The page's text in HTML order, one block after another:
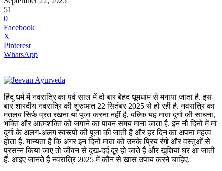
51
0
Facebook
X
Pinterest
WhatsApp
हिंदू धर्म में नवरात्रि का पर्व साल में दो बार बेहद धूमधाम से मनाया जाता है. इस
बार शारदीय नवरात्रि की शुरुआत 22 सितंबर 2025 से हो रही है. नवरात्रि का
मतलब सिर्फ व्रत रखना या पूजा करना नहीं है, बल्कि यह माता दुर्गा की साधना,
भक्ति और आत्मशक्ति को जगाने का पावन समय माना जाता है. इन नौ दिनों में मां
दुर्गा के अलग-अलग स्वरूपों की पूजा की जाती है और हर दिन का अपना महत्व
होता है. मान्यता है कि अगर इन दिनों माता को उनके प्रिय रंगों और वस्तुओं से
प्रसन्न किया जाए तो जीवन से दुख-दर्द दूर हो जाते हैं और खुशियां घर आ जाती
हैं. आइए जानते हैं नवरात्रि 2025 में कौन से खास उपाय करने चाहिए.